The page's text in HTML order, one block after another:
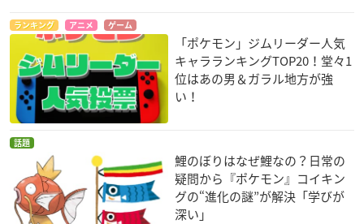
ランキング アニメ ゲーム
「ポケモン」ジムリーダー人気
キャラランキングTOP20！堂々1
位はあの男＆ガラル地方が強
い！
話題
鯉のぼりはなぜ鯉なの？日常の
疑問から『ポケモン』コイキン
グの“進化の謎”が解決「学びが
深い」